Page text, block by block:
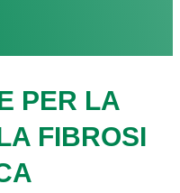
PER LA
FIBROSI